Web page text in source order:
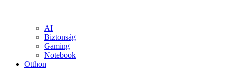
AI
Biztonság
Gaming
Notebook
Otthon